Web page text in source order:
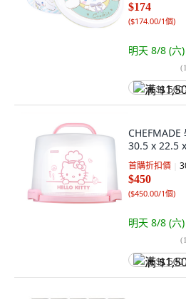
$174
($174.00/1個)
明天 8/8 (六)
(1
满 $1,500
30.5 x 22.5
首購折扣價
$450
($450.00/1個)
明天 8/8 (六)
(1
满 $1,500